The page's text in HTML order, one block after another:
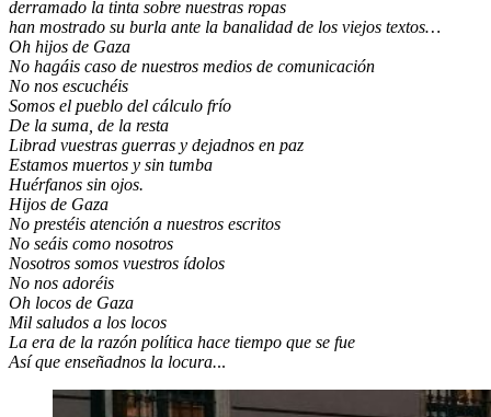
derramado la tinta sobre nuestras ropas
han mostrado su burla ante la banalidad de los viejos textos…
Oh hijos de Gaza
No hagáis caso de nuestros medios de comunicación
No nos escuchéis
Somos el pueblo del cálculo frío
De la suma, de la resta
Librad vuestras guerras y dejadnos en paz
Estamos muertos y sin tumba
Huérfanos sin ojos.
Hijos de Gaza
No prestéis atención a nuestros escritos
No seáis como nosotros
Nosotros somos vuestros ídolos
No nos adoréis
Oh locos de Gaza
Mil saludos a los locos
La era de la razón política hace tiempo que se fue
Así que enseñadnos la locura...